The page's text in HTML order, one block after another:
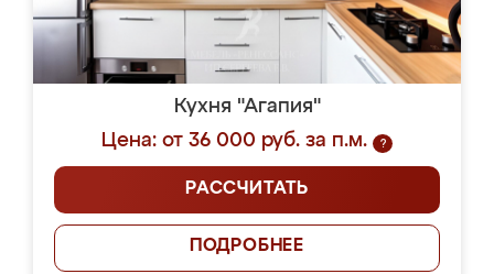
Кухня "Агапия"
Цена: от 36 000 руб. за п.м.
?
РАССЧИТАТЬ
ПОДРОБНЕЕ